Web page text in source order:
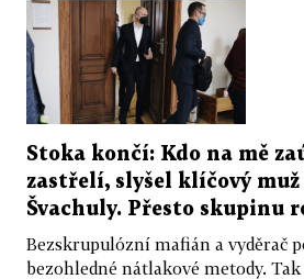
Stoka končí: Kdo na mě
zastřelí, slyšel klíčový muž
Švachuly. Přesto skupinu
Bezskrupulózní mafián a vyděrač
bezohledné nátlakové metody.